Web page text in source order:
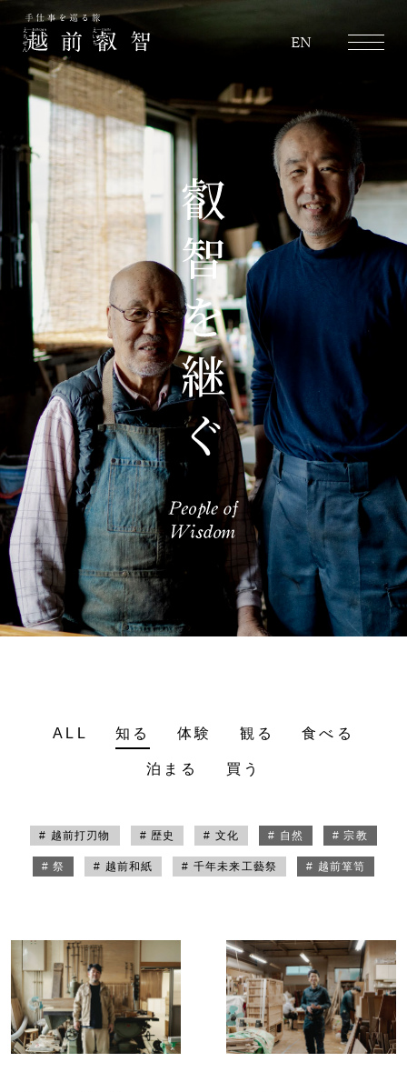
EN
ALL 知る 体験 観る 食べる
泊まる 買う
# 越前打刃物 # 歴史 # 文化 # 自然 # 宗教
# 祭 # 越前和紙 # 千年未来工藝祭 # 越前箪笥